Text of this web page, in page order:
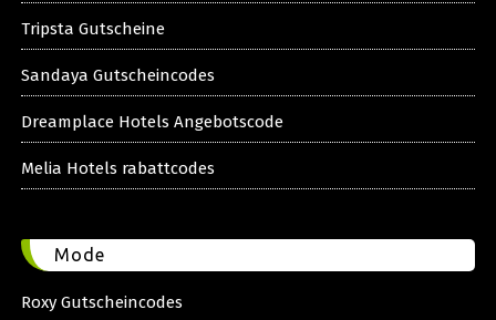
Tripsta Gutscheine
Sandaya Gutscheincodes
Dreamplace Hotels Angebotscode
Melia Hotels rabattcodes
Mode
Roxy Gutscheincodes